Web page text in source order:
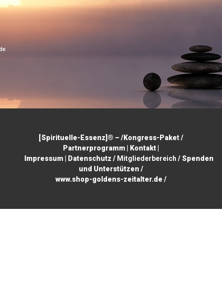
[Spirituelle-Essenz]® – /Kongress-Paket/
Partnerprogramm
Kontakt
Impressum Datenschutz / Mitgliederbereich / Spenden
und Unterstützen /
www.shop-goldens-zeitalter.de /